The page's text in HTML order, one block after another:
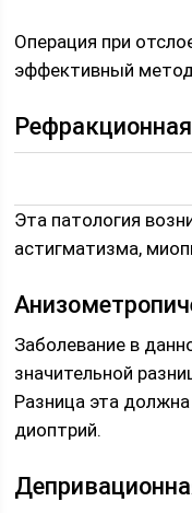
Операция при
эффективный метод
Рефракционная
Эта патология
астигматизма,
Заболевание в
значительной
Разница эта
диоптрий.